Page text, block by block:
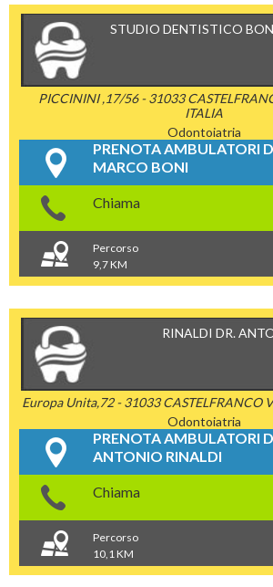
STUDIO DENTISTICO
PICCININI ,17/56 - 31033
ITALIA
Odontoiatria
PRENOTA AMBULATORI
MARCO BONI
Chiama
Percorso
9,7 KM
RINALDI DR.
Europa Unita,72 - 31033 CASTELFRANCO
Odontoiatria
PRENOTA AMBULATORI
ANTONIO RINALDI
Chiama
Percorso
10,1 KM